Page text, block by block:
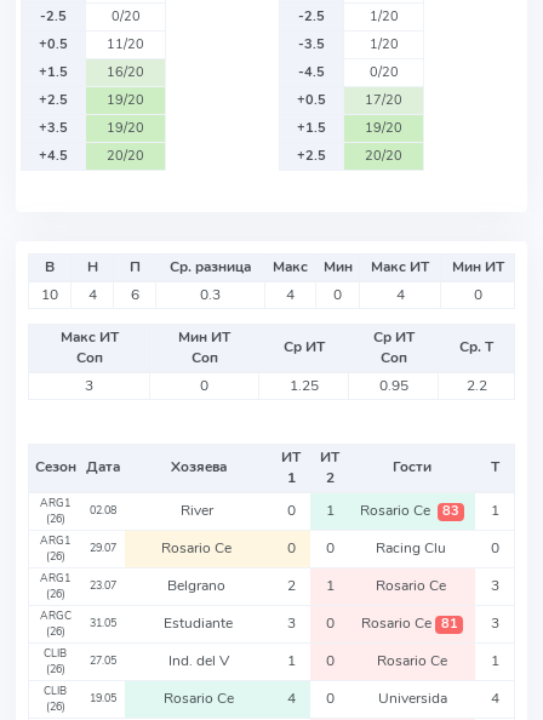
-2.5
0/20
+0.5
11/20
+1.5
16/20
+2.5
19/20
+3.5
19/20
+4.5
20/20
-2.5
1/20
-3.5
1/20
-4.5
0/20
+0.5
17/20
+1.5
19/20
+2.5
20/20
В Н П Ср. разница Макс Мин Макс ИТ
Мин ИТ
10
4 6 0.3 4 0 4 0
Макс ИТ
Соп
Мин ИТ
Соп
Ср ИТ
Ср ИТ
Соп
Ср. Т
3
0 1.25 0.95 2.2
Сезон Дата Хозяева
ИТ
1
ИТ
2
Гости Т
ARG1
(26)
02.08 River 0 1 Rosario Ce 83 1
ARG1
(26)
29.07 Rosario Ce 0 0 Racing Clu 0
ARG1
(26)
23.07 Belgrano 2 1 Rosario Ce 3
ARGC
(26)
31.05 Estudiante 3 0 Rosario Ce 81 3
CLIB
(26)
27.05 Ind. del V 1 0 Rosario Ce 1
CLIB
(26)
19.05 Rosario Ce 4 0 Universida 4